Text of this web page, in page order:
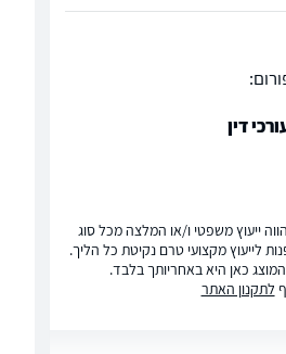
דין
ייעוץ משפטי ו/או המלצה מכל סוג
לייעוץ מקצועי טרם נקיטת כל הליך.
כאן היא באחריותך בלבד.
לתקנון האתר